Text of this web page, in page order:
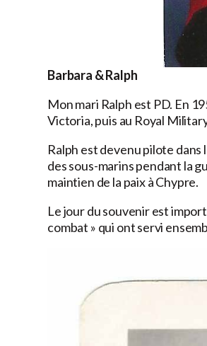
Barbara & Ralph
Mon mari Ralph est PD. En
Victoria, puis au Royal
Ralph est devenu pilote dans
des sous-marins pendant la
maintien de la paix à Chypre.
Le jour du souvenir est
combat » qui ont servi